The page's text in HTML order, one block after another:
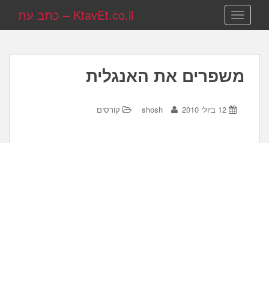
TOGGLE NAVIGATION KtavEt.co.il – כתב עת
משפרים את האנגלית
12 ביולי 2010 shosh קורסים